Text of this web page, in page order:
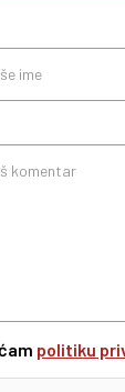
politiku